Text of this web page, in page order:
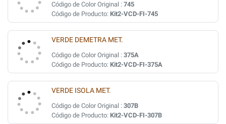
Código de Color Original : 745
Código de Producto: Kit2-VCD-FI-745
VERDE DEMETRA MET.
Código de Color Original : 375A
Código de Producto: Kit2-VCD-FI-375A
VERDE ISOLA MET.
Código de Color Original : 307B
Código de Producto: Kit2-VCD-FI-307B